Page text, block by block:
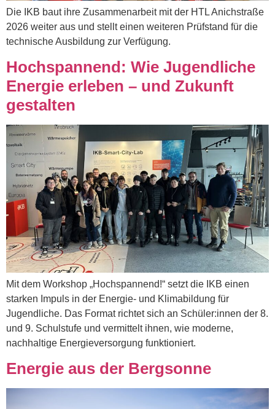
Die IKB baut ihre Zusammenarbeit mit der HTL Anichstraße
2026 weiter aus und stellt einen weiteren Prüfstand für die
technische Ausbildung zur Verfügung.
Hochspannend: Wie Jugendliche
Energie erleben – und Zukunft
gestalten
Mit dem Workshop „Hochspannend!“ setzt die IKB einen
starken Impuls in der Energie- und Klimabildung für
Jugendliche. Das Format richtet sich an Schüler:innen der 8.
und 9. Schulstufe und vermittelt ihnen, wie moderne,
nachhaltige Energieversorgung funktioniert.
Energie aus der Bergsonne